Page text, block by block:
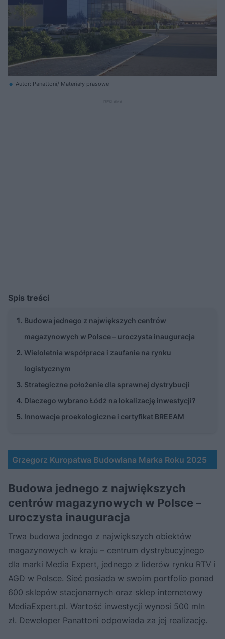
Autor: Panattoni/ Materiały prasowe
Spis treści
Budowa jednego z największych centrów
magazynowych w Polsce – uroczysta inauguracja
Wieloletnia współpraca i zaufanie na rynku
logistycznym
Strategiczne położenie dla sprawnej dystrybucji
Dlaczego wybrano Łódź na lokalizację inwestycji?
Innowacje proekologiczne i certyfikat BREEAM
Grzegorz Kuropatwa Budowlana Marka Roku 2025
Budowa jednego z największych
centrów magazynowych w Polsce –
uroczysta inauguracja
Trwa budowa jednego z największych obiektów
magazynowych w kraju – centrum dystrybucyjnego
dla marki Media Expert, jednego z liderów rynku RTV i
AGD w Polsce. Sieć posiada w swoim portfolio ponad
600 sklepów stacjonarnych oraz sklep internetowy
MediaExpert.pl. Wartość inwestycji wynosi 500 mln
zł. Deweloper Panattoni odpowiada za jej realizację.